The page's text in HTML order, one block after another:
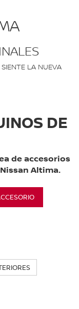
LA NUEVA
DE
de accesorios
Altima.